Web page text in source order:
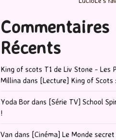
Commentaires
Récents
King of scots T1 de Liv Stone - Les
Millinadans [Lecture] King of Scots
Yoda Bordans [Série TV] School
!
Van dans [Cinéma] Le Monde secret